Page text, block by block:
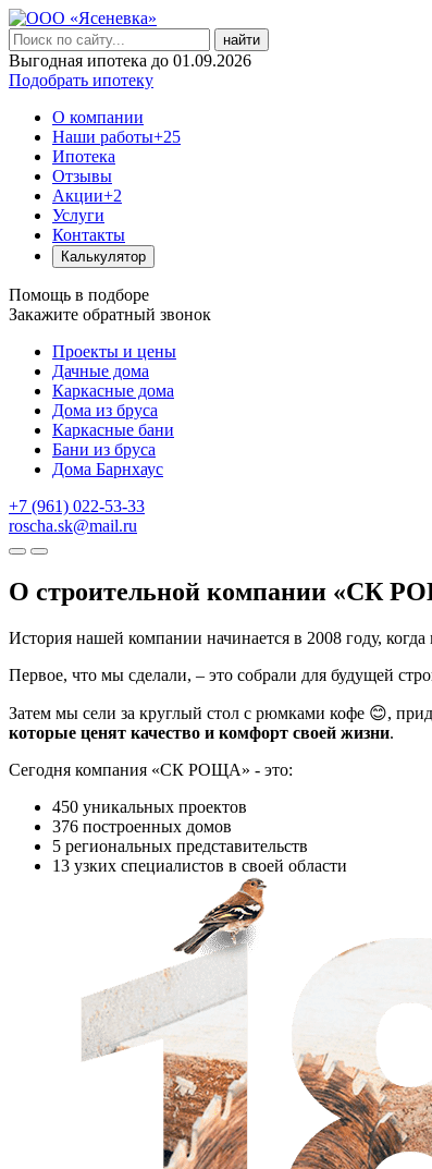
найти
Выгодная ипотека до 01.09.2026
Подобрать ипотеку
О компании
Наши работы+25
Ипотека
Отзывы
Акции+2
Услуги
Контакты
Калькулятор
Помощь в подборе
Закажите обратный звонок
Проекты и цены
Дачные дома
Каркасные дома
Дома из бруса
Каркасные бани
Бани из бруса
Дома Барнхаус
+7 (961) 022-53-33
roscha.sk@mail.ru
О строительной компании «СК
История нашей компании начинается в 2008 году,
Первое, что мы сделали, – это собрали для будущей
Затем мы сели за круглый стол с рюмками кофе 😊,
которые ценят качество и комфорт своей жизни.
Сегодня компания «СК РОЩА» - это:
450 уникальных проектов
376 построенных домов
5 региональных представительств
13 узких специалистов в своей области